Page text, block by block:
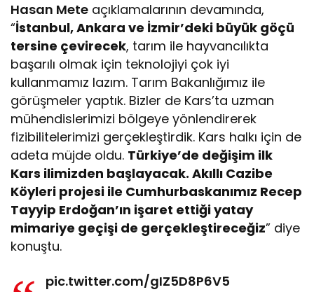
Hasan Mete açıklamalarının devamında,
“İstanbul, Ankara ve İzmir’deki büyük göçü
tersine çevirecek, tarım ile hayvancılıkta
başarılı olmak için teknolojiyi çok iyi
kullanmamız lazım. Tarım Bakanlığımız ile
görüşmeler yaptık. Bizler de Kars’ta uzman
mühendislerimizi bölgeye yönlendirerek
fizibilitelerimizi gerçekleştirdik. Kars halkı için de
adeta müjde oldu. Türkiye’de değişim ilk
Kars ilimizden başlayacak. Akıllı Cazibe
Köyleri projesi ile Cumhurbaskanımız Recep
Tayyip Erdoğan’ın işaret ettiği yatay
mimariye geçişi de gerçekleştireceğiz” diye
konuştu.
pic.twitter.com/gIZ5D8P6V5